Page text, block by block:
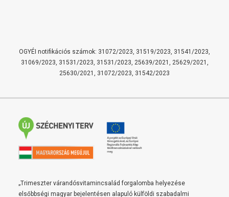
OGYÉI notifikációs számok: 31072/2023, 31519/2023, 31541/2023,
31069/2023, 31531/2023, 31531/2023, 25639/2021, 25629/2021,
25630/2021, 31072/2023, 31542/2023
„Trimeszter várandósvitamincsalád forgalomba helyezése
elsőbbségi magyar bejelentésen alapuló külföldi szabadalmi